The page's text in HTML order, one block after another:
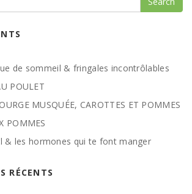
de sommeil & fringales incontrôlables
POULET
MUSQUÉE, CAROTTES ET POMMES
POMMES
& les hormones qui te font manger
RÉCENTS